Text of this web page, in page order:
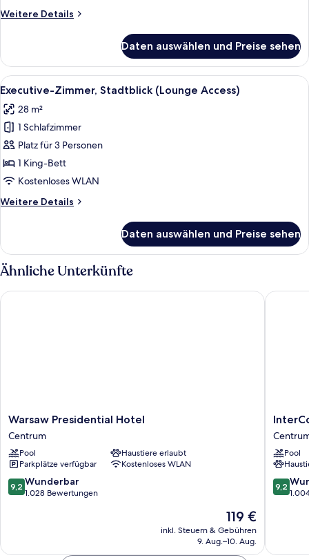
Weitere Details
Weitere
Zimmer
(Lounge
Access)
Daten auswählen und Preise sehen
Alle
Fotos
für
Executive-
Zimmer,
Stadtblick
(Lounge
anzeigen
Ein Hotelzimmer mit einem großen
14
Executive-Zimmer, Stadtblick (Lounge Access)
28 m²
1 Schlafzimmer
Platz für 3 Personen
1 King-Bett
Kostenloses WLAN
Weitere Details
Weitere
Zimmer,
Stadtblick
(Lounge
Daten auswählen und Preise sehen
Ähnliche Unterkünfte
Warsaw
Presidential
Hotel
Centrum
Warsaw Presidential Hotel
Centrum
Pool
Haustiere erlaubt
Parkplätze verfügbar
Kostenloses WLAN
9.2
von
9,2 Wunderbar
1.028 Bewertungen
Der
Preis
beträgt
119 €
inkl. Steuern & Gebühren
9. Aug.–10. Aug.
Warsaw Presidential Hotel
Warsaw
by
IHGPool
9.2
von
9,2